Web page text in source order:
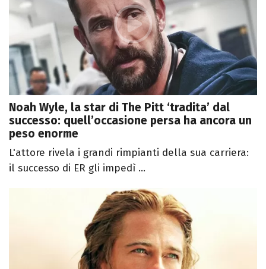
Noah Wyle, la star di The Pitt ‘tradita’ dal
successo: quell’occasione persa ha ancora un
peso enorme
L'attore rivela i grandi rimpianti della sua carriera:
il successo di ER gli impedì ...